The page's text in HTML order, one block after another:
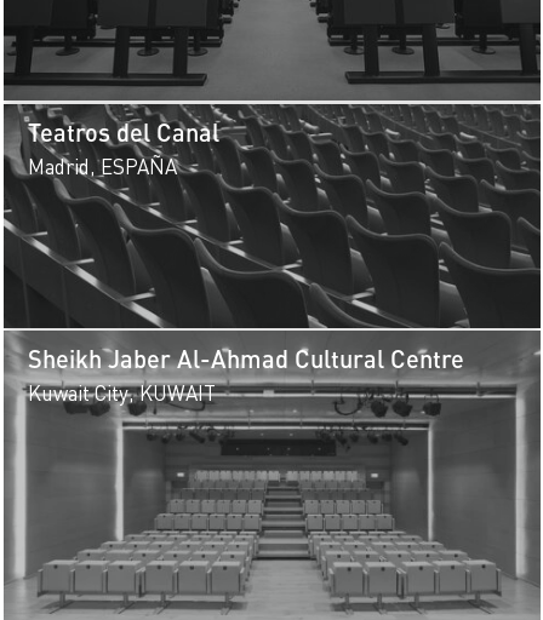
Teatros del Canal
Madrid, ESPAÑA
Sheikh Jaber Al-Ahmad Cultural Centre
Kuwait City, KUWAIT